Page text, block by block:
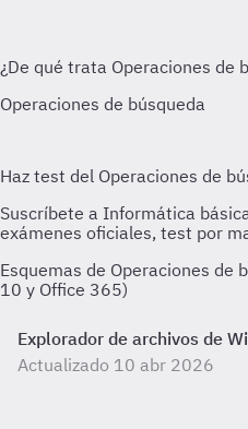
Esquemas de Operaciones de
10 y Office 365)
Explorador de archivos de
Actualizado 10 abr 2026